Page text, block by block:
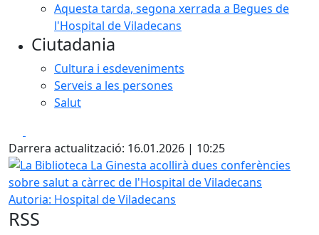
Aquesta tarda, segona xerrada a Begues de
l'Hospital de Viladecans
Ciutadania
Cultura i esdeveniments
Serveis a les persones
Salut
Darrera actualització: 16.01.2026 | 10:25
La Biblioteca La Ginesta acollirà dues conferències
Autoria: Hospital de Viladecans
RSS